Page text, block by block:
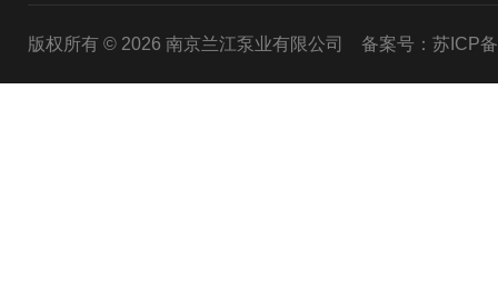
版权所有 © 2026 南京兰江泵业有限公司 备案号：苏ICP